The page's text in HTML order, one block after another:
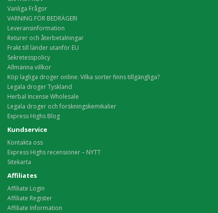
Vanliga Frågor
VARNING FÖR BEDRÄGERI
Leveransinformation
Returer och återbetalningar
Frakt till länder utanför EU
Sekretesspolicy
Allmänna villkor
Köp lagliga droger online: Vilka sorter finns tillgängliga?
Legala droger Tyskland
Herbal Incense Wholesale
Legala droger och forskningskemikalier
Express Highs Blog
Kundservice
Kontakta oss
Express Highs recensioner – NYTT
Sitekarta
Affiliates
Affiliate Login
Affiliate Register
Affiliate Information